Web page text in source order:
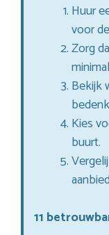
Huur
voor
Zorg
Bekijk
Kies
buurt.
11